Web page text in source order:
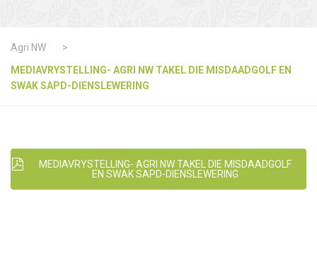
Agri NW
>
MEDIAVRYSTELLING- AGRI NW TAKEL DIE MISDAADGOLF EN
SWAK SAPD-DIENSLEWERING
MEDIAVRYSTELLING- AGRI NW TAKEL DIE MISDAADGOLF
EN SWAK SAPD-DIENSLEWERING